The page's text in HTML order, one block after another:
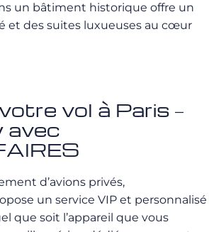
un bâtiment historique offre un
et des suites luxueuses au cœur
vol à Paris –
avec
d’avions privés,
un service VIP et personnalisé
que soit l’appareil que vous